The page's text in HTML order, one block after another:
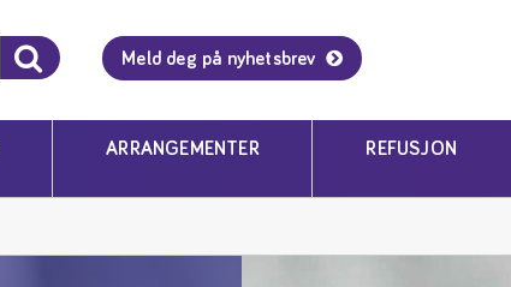
Meld deg på nyhetsbrev
ARRANGEMENTER REFUSJON